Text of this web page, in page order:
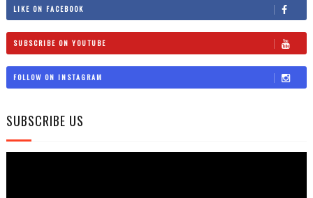
LIKE ON FACEBOOK
SUBSCRIBE ON YOUTUBE
FOLLOW ON INSTAGRAM
SUBSCRIBE US